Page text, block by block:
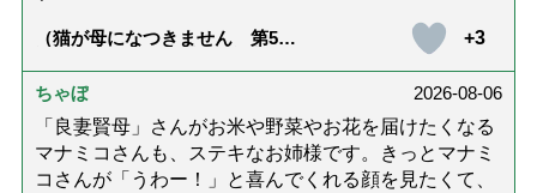
（猫が母になつきません 第500
+3
ちゃぼ
2026-08-06
「良妻賢母」さんがお米や野菜やお花を届けたくなる
マナミコさんも、ステキなお姉様です。きっとマナミ
コさんが「うわー！」と喜んでくれる顔を見たくて、